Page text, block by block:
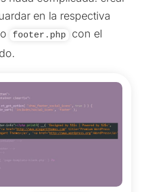
en la respectiva
footer.php
con el